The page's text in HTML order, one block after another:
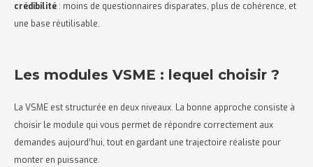
crédibilité : moins de questionnaires disparates, plus de cohérence, et
une base réutilisable.
Les modules VSME : lequel choisir ?
La VSME est structurée en deux niveaux. La bonne approche consiste à
choisir le module qui vous permet de répondre correctement aux
demandes aujourd’hui, tout en gardant une trajectoire réaliste pour
monter en puissance.